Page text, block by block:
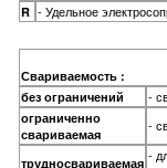
R - Удельное
Свариваемость :
без ограничений
-
ограниченно
свариваемая
-
трудносвариваемая -